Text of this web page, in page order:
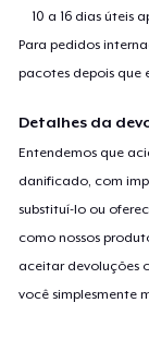
10 a 16 dias úteis
Para pedidos
pacotes depois que
Detalhes da
Entendemos que
danificado, com
substituí-lo ou
como nossos
aceitar devoluções
você simplesmente